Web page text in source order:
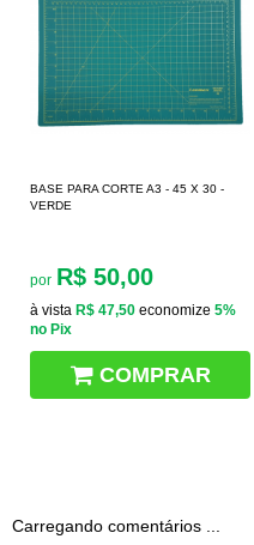
BASE PARA CORTE A3 - 45 X 30 -
VERDE
por R$ 50,00
à vista R$ 47,50 economize 5%
no Pix
COMPRAR
Carregando comentários ...